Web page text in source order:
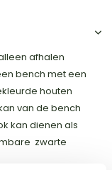
afhalen
bench met een
houten
van de bench
kan dienen als
zwarte